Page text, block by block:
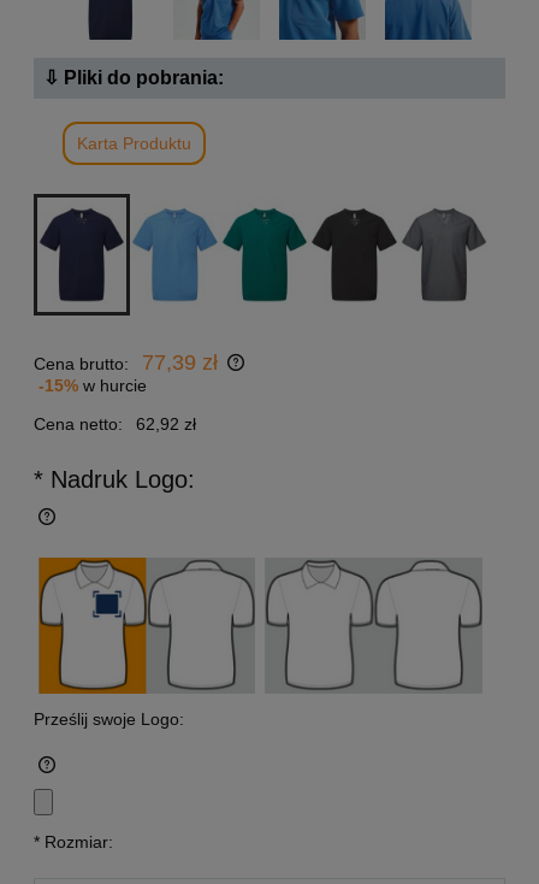
⇩ Pliki do pobrania:
Karta Produktu
Cena brutto: 77,39 zł
-15% w hurcie
Cena netto:
62,92 zł
* Nadruk Logo:
Prześlij swoje Logo:
* Rozmiar: